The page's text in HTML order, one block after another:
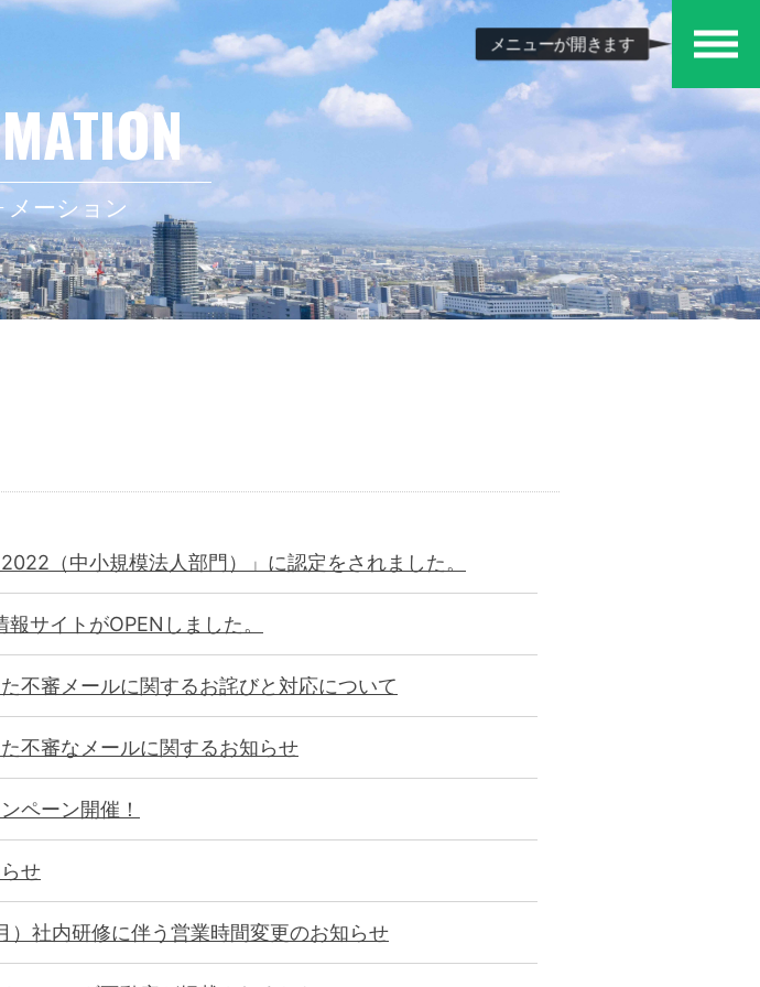
メニューが開きます
メ
ニュ
ーション
（中小規模法人部門）」に認定をされました。
サイトがOPENしました。
た不審メールに関するお詫びと対応について
た不審なメールに関するお知らせ
ペーン開催！
せ
）社内研修に伴う営業時間変更のお知らせ